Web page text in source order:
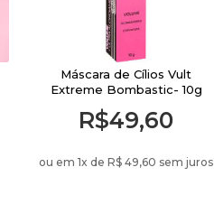
Máscara de Cílios Vult
Extreme Bombastic- 10g
R$49,60
ou em 1x deR$ 49,60 sem juros